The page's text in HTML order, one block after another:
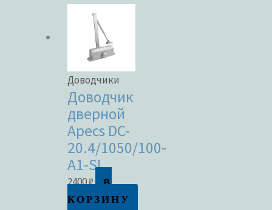
Доводчики
Доводчик
дверной
Apecs DC-
20.4/1050/100-
A1-SL
2400₽
В
КОРЗИНУ